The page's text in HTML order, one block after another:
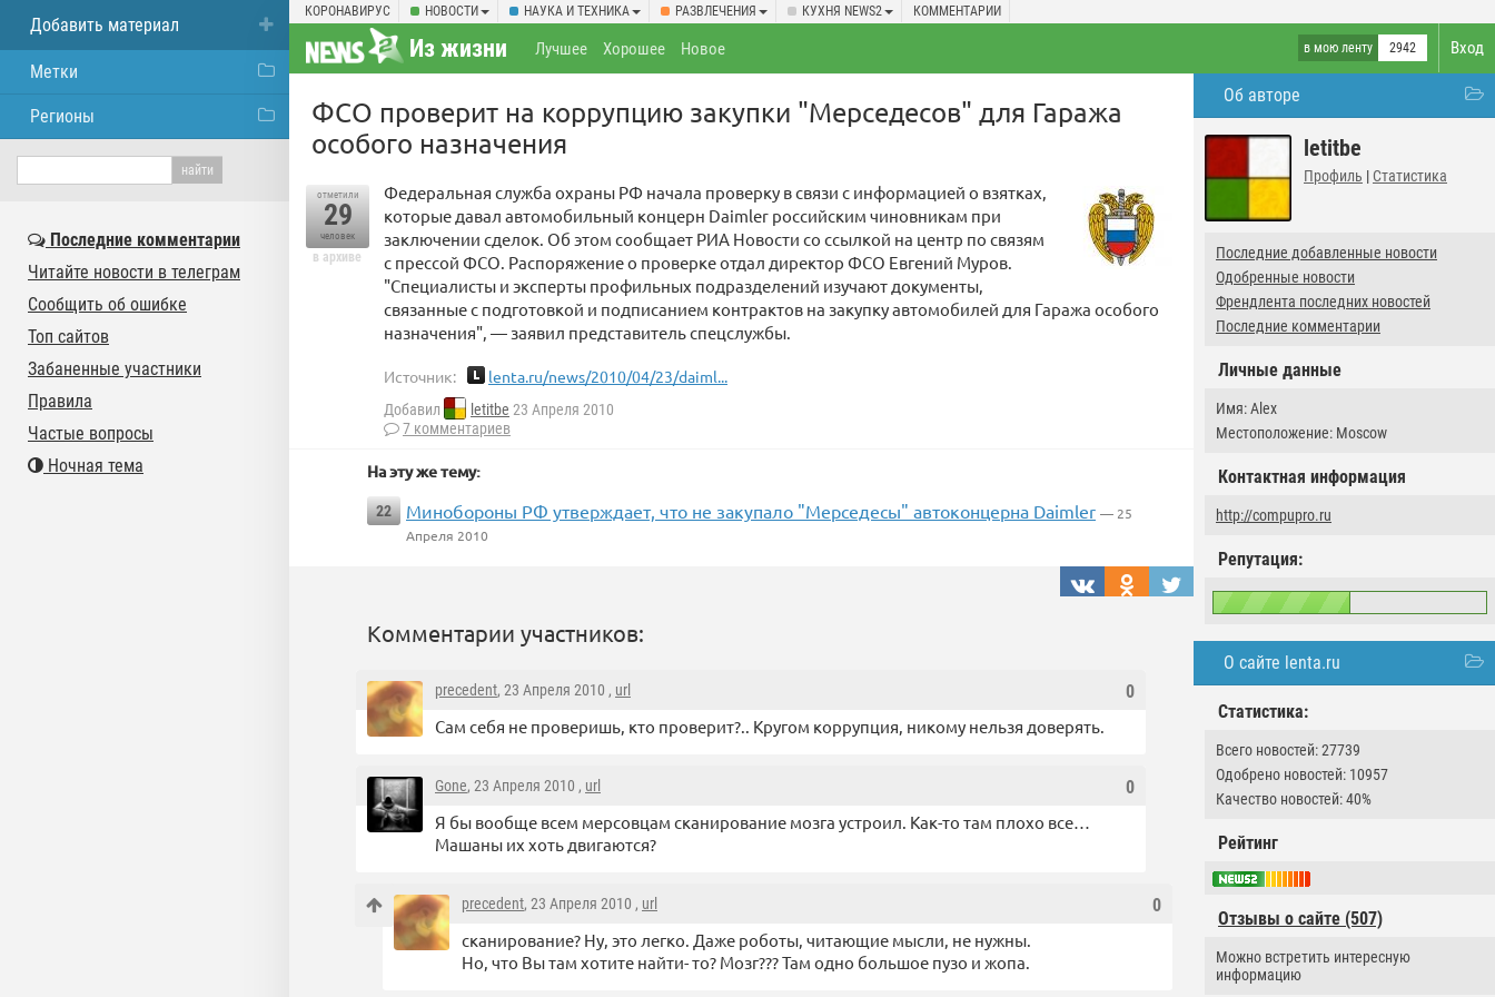
КОРОНАВИРУС НОВОСТИ НАУКА И ТЕХНИКА РАЗВЛЕЧЕНИЯ КУХНЯ NEWS2 КОММЕНТАРИИ
Вход
Из жизни в мою ленту 2942
Лучшее Хорошее Новое
Об авторе
letitbe
Профиль | Статистика
Последние добавленные новости
Одобренные новости
Френдлента последних новостей
Последние комментарии
Личные данные
Имя: Alex
Местоположение: Moscow
Контактная информация
http://compupro.ru
Репутация:
О сайте lenta.ru
Статистика:
Всего новостей: 27739
Одобрено новостей: 10957
Качество новостей: 40%
Рейтинг
Отзывы о сайте (507)
Можно встретить интересную
информацию
ФСО проверит на коррупцию закупки "Мерседесов" для Гаража
особого назначения
отметили
29
человек
в архиве
Федеральная служба охраны РФ начала проверку в связи с информацией о взятках,
которые давал автомобильный концерн Daimler российским чиновникам при
заключении сделок. Об этом сообщает РИА Новости со ссылкой на центр по связям
с прессой ФСО. Распоряжение о проверке отдал директор ФСО Евгений Муров.
"Специалисты и эксперты профильных подразделений изучают документы,
связанные с подготовкой и подписанием контрактов на закупку автомобилей для Гаража особого
назначения", — заявил представитель спецслужбы.
Источник: lenta.ru/news/2010/04/23/daiml...
Добавил letitbe 23 Апреля 2010
7 комментариев
На эту же тему:
22 Минобороны РФ утверждает, что не закупало "Мерседесы" автоконцерна Daimler — 25
Апреля 2010
Комментарии участников:
0
precedent, 23 Апреля 2010 , url
Сам себя не проверишь, кто проверит?.. Кругом коррупция, никому нельзя доверять.
0
Gone, 23 Апреля 2010 , url
Я бы вообще всем мерсовцам сканирование мозга устроил. Как-то там плохо все…
Машаны их хоть двигаются?
0
precedent, 23 Апреля 2010 , url
сканирование? Ну, это легко. Даже роботы, читающие мысли, не нужны.
Но, что Вы там хотите найти- то? Мозг??? Там одно большое пузо и жопа.
Добавить материал
Метки
Регионы
Последние комментарии
Читайте новости в телеграм
Сообщить об ошибке
Топ сайтов
Забаненные участники
Правила
Частые вопросы
Ночная тема